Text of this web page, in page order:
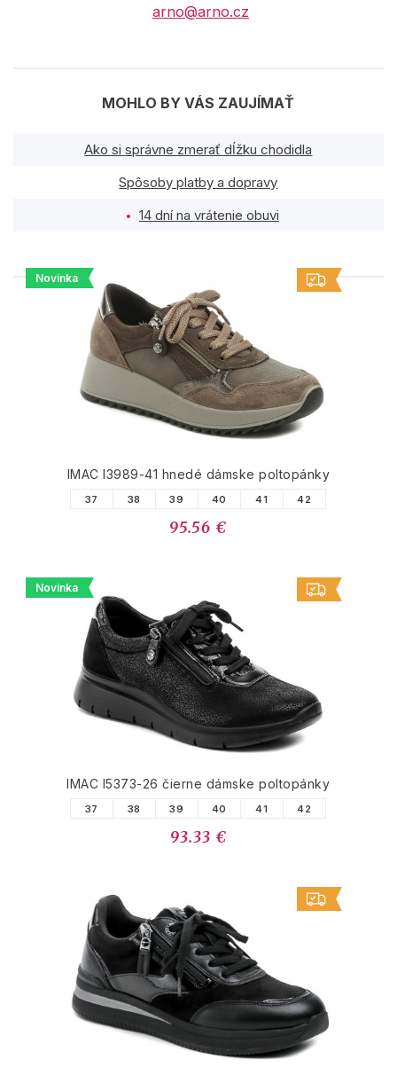
arno@arno.cz
MOHLO BY VÁS ZAUJÍMAŤ
Ako si správne zmerať dĺžku chodidla
Spôsoby platby a dopravy
14 dní na vrátenie obuvi
PODOBNÉ PRODUKTY
Novinka
IMAC I3989-41 hnedé dámske poltopánky
37 38 39 40 41 42
95.56 €
Novinka
IMAC I5373-26 čierne dámske poltopánky
37 38 39 40 41 42
93.33 €